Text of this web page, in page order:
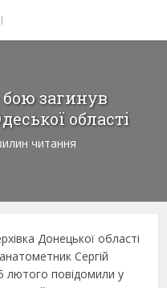
загинув
області
читання
Донецької області
Сергій
лютого повідомили у